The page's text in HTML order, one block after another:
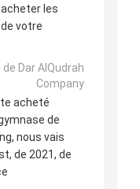
les
votre
Dar AlQudrah
Company
acheté
de
nous vais
de 2021, de